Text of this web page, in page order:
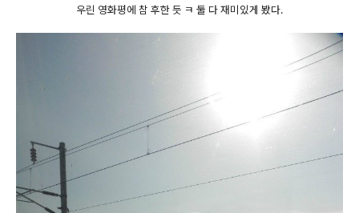
우린 영화평에 참 후한 듯 ㅋ 둘 다 재미있게 봤다.